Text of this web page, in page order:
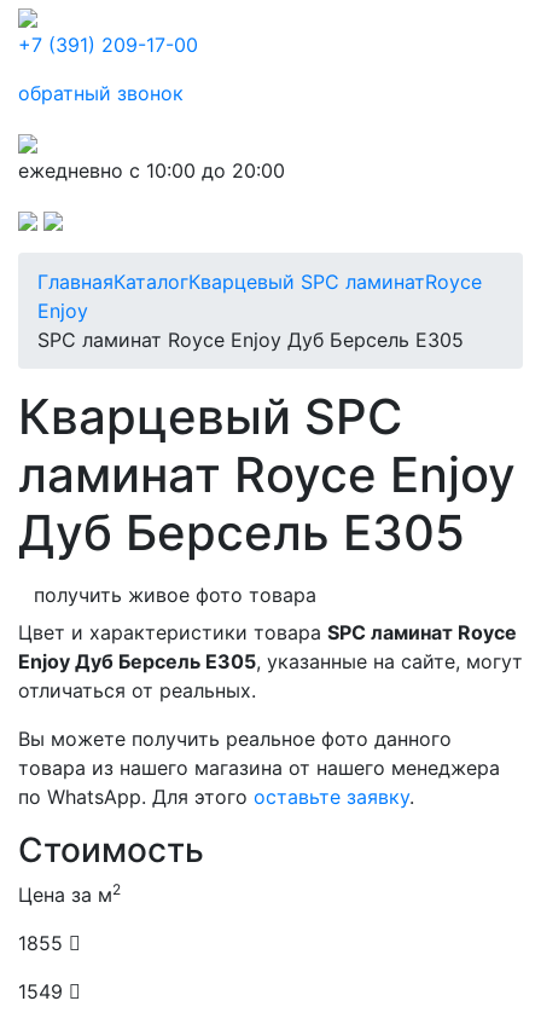
+7 (391) 209-17-00
обратный звонок
ежедневно с 10:00 до 20:00
ГлавнаяКаталогКварцевый SPC ламинатRoyce
Enjoy
SPC ламинат Royce Enjoy Дуб Берсель Е305
Кварцевый SPC
ламинат Royce Enjoy
Дуб Берсель Е305
получить живое фото товара
Цвет и характеристики товара SPC ламинат Royce
Enjoy Дуб Берсель Е305, указанные на сайте, могут
отличаться от реальных.
Вы можете получить реальное фото данного
товара из нашего магазина от нашего менеджера
по WhatsApp. Для этого оставьте заявку.
Стоимость
Цена за м2
1855
1549